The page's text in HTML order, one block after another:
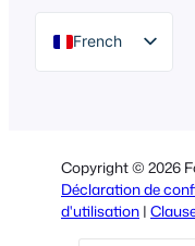
French
English
Spanish
Italian
Copyright © 2026
Déclaration de
d'utilisation |